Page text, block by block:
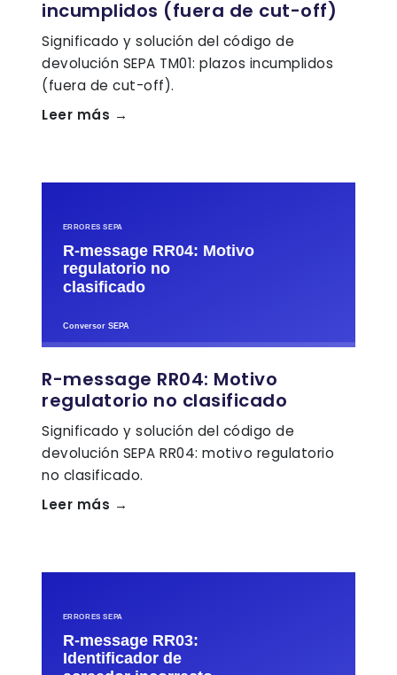
incumplidos (fuera de cut-off)
Significado y solución del código de
devolución SEPA TM01: plazos incumplidos
(fuera de cut-off).
Leer más →
R-message RR04: Motivo
regulatorio no clasificado
Significado y solución del código de
devolución SEPA RR04: motivo regulatorio
no clasificado.
Leer más →